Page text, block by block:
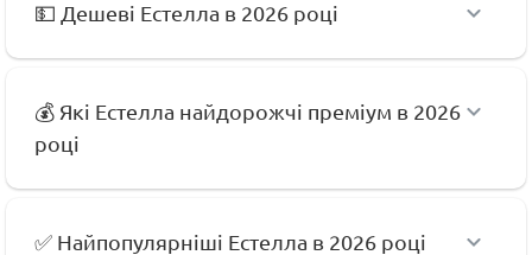
💵 Дешеві Естелла в 2026 році
💰 Які Естелла найдорожчі преміум в 2026
році
✅ Найпопулярніші Естелла в 2026 році